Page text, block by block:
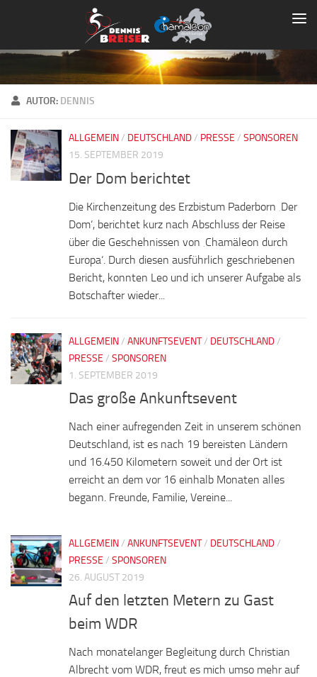
Zum Inhalt springen
AUTOR: DENNIS
ALLGEMEIN/ DEUTSCHLAND/ PRESSE / SPONSOREN
15. SEPTEMBER 2019
Der Dom berichtet
Die Kirchenzeitung des Erzbistum Paderborn ‚Der
Dom‘, berichtet kurz nach Abschluss der Reise
über die Geschehnissen von ‚Chamäleon durch
Europa‘. Durch diesen ausführlich geschriebenen
Bericht, konnten Leo und ich unserer Aufgabe als
Botschafter wieder...
ALLGEMEIN/ ANKUNFTSEVENT/ DEUTSCHLAND/
PRESSE / SPONSOREN
1. SEPTEMBER 2019
Das große Ankunftsevent
Nach einer aufregenden Zeit in unserem schönen
Deutschland, ist es nach 19 bereisten Ländern
und 16.450 Kilometern soweit und der Ort ist
erreicht an dem vor 16 einhalb Monaten alles
begann. Freunde, Familie, Vereine...
ALLGEMEIN/ ANKUNFTSEVENT/ DEUTSCHLAND/
PRESSE / SPONSOREN
26. AUGUST 2019
Auf den letzten Metern zu Gast
beim WDR
Nach monatelanger Begleitung durch Christian
Albrecht vom WDR, freut es mich umso mehr auf